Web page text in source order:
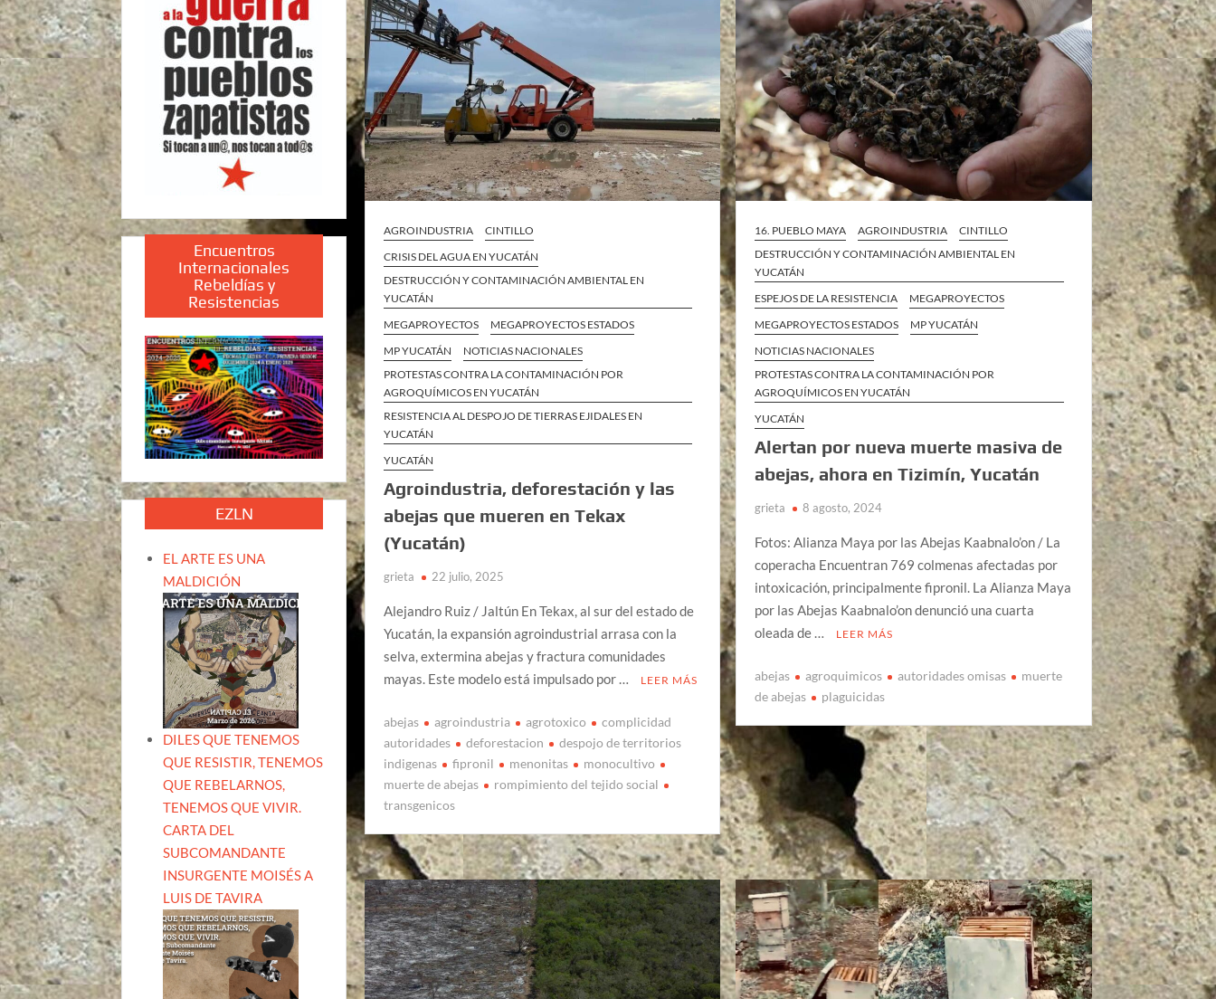
AGROINDUSTRIA
CINTILLO
CRISIS DEL AGUA EN YUCATÁN
DESTRUCCIÓN Y CONTAMINACIÓN AMBIENTAL EN
YUCATÁN
MEGAPROYECTOS
MEGAPROYECTOS ESTADOS
MP YUCATÁN
NOTICIAS NACIONALES
PROTESTAS CONTRA LA CONTAMINACIÓN POR
AGROQUÍMICOS EN YUCATÁN
RESISTENCIA AL DESPOJO DE TIERRAS EJIDALES EN
YUCATÁN
YUCATÁN
Agroindustria, deforestación y las
abejas que mueren en Tekax
(Yucatán)
grieta 22 julio, 2025
Alejandro Ruiz / Jaltún En Tekax, al sur del estado de
Yucatán, la expansión agroindustrial arrasa con la
selva, extermina abejas y fractura comunidades
mayas. Este modelo está impulsado por …
LEER MÁS
abejas agroindustria agrotoxico
complicidad
autoridades
deforestacion
despojo de territorios
indigenas
fipronil menonitas
monocultivo
muerte de abejas
rompimiento del tejido social
transgenicos
16. PUEBLO MAYA AGROINDUSTRIA
CINTILLO
DESTRUCCIÓN Y CONTAMINACIÓN AMBIENTAL EN
YUCATÁN
ESPEJOS DE LA RESISTENCIA
MEGAPROYECTOS
MEGAPROYECTOS ESTADOS
MP YUCATÁN
NOTICIAS NACIONALES
PROTESTAS CONTRA LA CONTAMINACIÓN POR
AGROQUÍMICOS EN YUCATÁN
YUCATÁN
Alertan por nueva muerte masiva de
abejas, ahora en Tizimín, Yucatán
grieta 8 agosto, 2024
Fotos: Alianza Maya por las Abejas Kaabnalo’on / La
coperacha Encuentran 769 colmenas afectadas por
intoxicación, principalmente fipronil. La Alianza Maya
por las Abejas Kaabnalo’on denunció una cuarta
oleada de …
LEER MÁS
abejas agroquimicos autoridades omisas
muerte
de abejas
plaguicidas
Encuentros
Internacionales
Rebeldías y
Resistencias
EZLN
EL ARTE ES UNA
MALDICIÓN
DILES QUE TENEMOS
QUE RESISTIR, TENEMOS
QUE REBELARNOS,
TENEMOS QUE VIVIR.
CARTA DEL
SUBCOMANDANTE
INSURGENTE MOISÉS A
LUIS DE TAVIRA